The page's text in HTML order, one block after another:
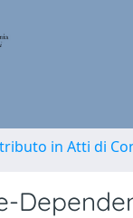
in Atti di